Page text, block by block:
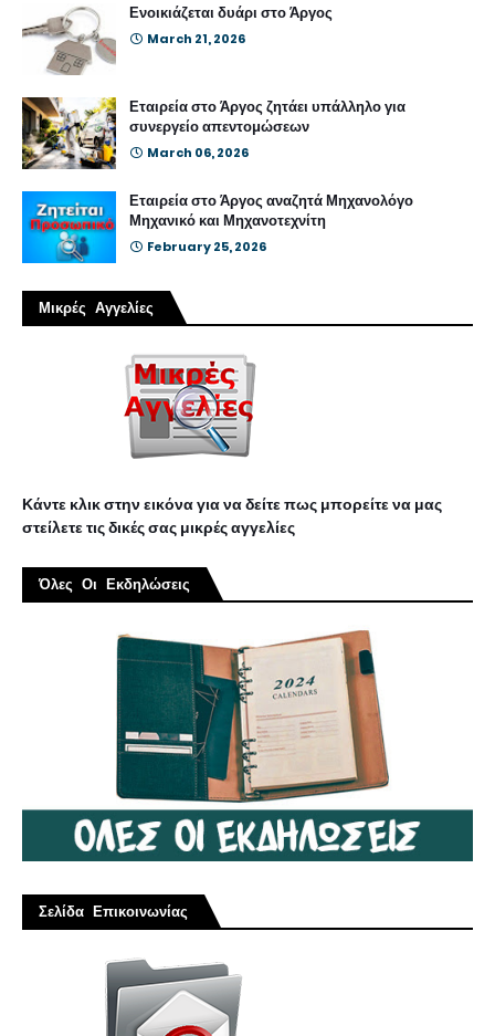
Ενοικιάζεται δυάρι στο Άργος
March 21, 2026
Εταιρεία στο Άργος ζητάει υπάλληλο για
συνεργείο απεντομώσεων
March 06, 2026
Εταιρεία στο Άργος αναζητά Μηχανολόγο
Μηχανικό και Μηχανοτεχνίτη
February 25, 2026
Μικρές Αγγελίες
Κάντε κλικ στην εικόνα για να δείτε πως μπορείτε να μας
στείλετε τις δικές σας μικρές αγγελίες
Όλες Οι Εκδηλώσεις
Σελίδα Επικοινωνίας